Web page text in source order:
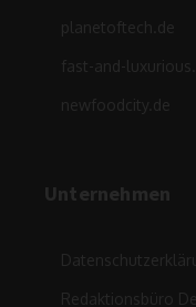
planetoftech.de
fast-and-
newfoodcity.de
Unternehmen
Redaktionsbüro